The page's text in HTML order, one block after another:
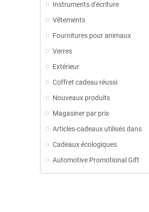
Instruments d'écriture
Vêtements
Fournitures pour animaux
Verres
Extérieur
Coffret cadeau réussi
Nouveaux produits
Magasiner par prix
Articles-cadeaux utilisés dans
Cadeaux écologiques
Automotive Promotional Gift